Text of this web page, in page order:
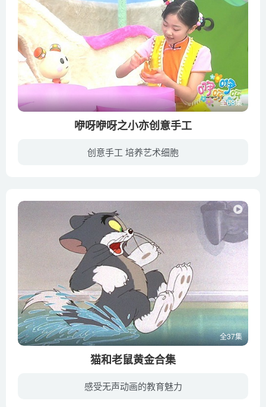
全68集
咿呀咿呀之小亦创意手工
创意手工 培养艺术细胞
全37集
猫和老鼠黄金合集
感受无声动画的教育魅力